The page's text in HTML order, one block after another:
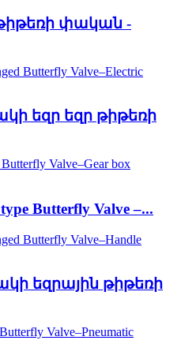
թիթեռի փական -
եզր եզր թիթեռի
Butterfly Valve –...
եզրային թիթեռի